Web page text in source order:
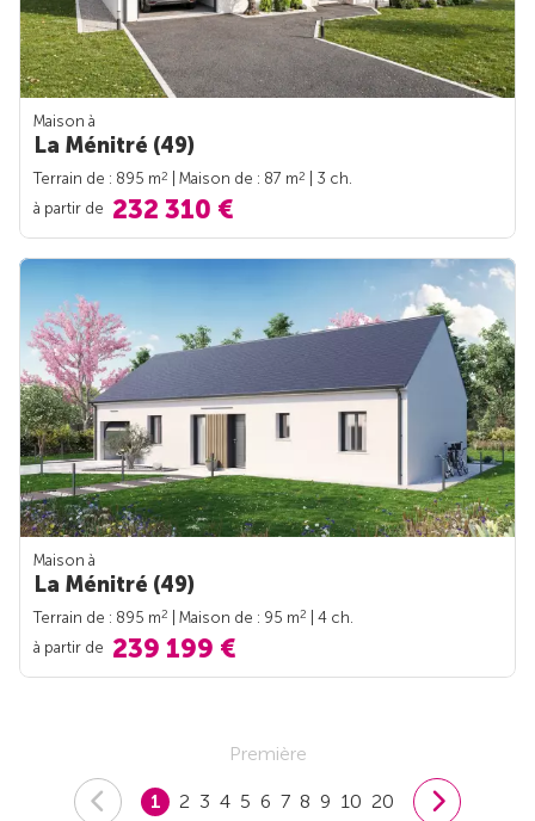
Maison à
La Ménitré (49)
Terrain de : 895 m2 | Maison de : 87 m2
| 3 ch.
à partir de 232 310 €
Maison à
La Ménitré (49)
Terrain de : 895 m2 | Maison de : 95 m2
| 4 ch.
à partir de 239 199 €
Première
1 2 3 4 5 6 7 8 9 10 20